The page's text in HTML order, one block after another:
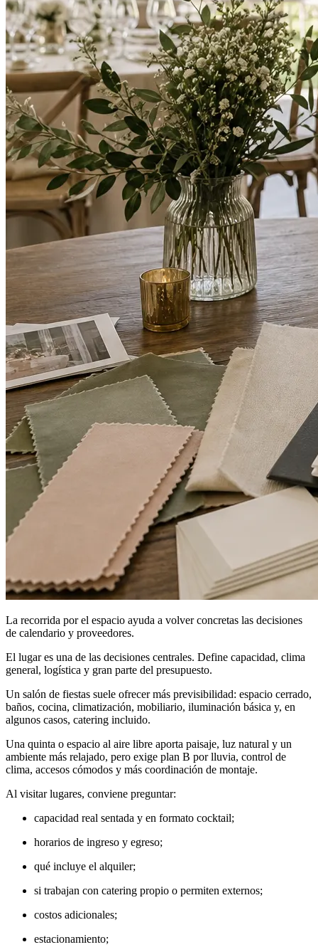
La recorrida por el espacio ayuda a volver concretas las decisiones
de calendario y proveedores.
El lugar es una de las decisiones centrales. Define capacidad, clima
general, logística y gran parte del presupuesto.
Un salón de fiestas suele ofrecer más previsibilidad: espacio cerrado,
baños, cocina, climatización, mobiliario, iluminación básica y, en
algunos casos, catering incluido.
Una quinta o espacio al aire libre aporta paisaje, luz natural y un
ambiente más relajado, pero exige plan B por lluvia, control de
clima, accesos cómodos y más coordinación de montaje.
Al visitar lugares, conviene preguntar:
capacidad real sentada y en formato cocktail;
horarios de ingreso y egreso;
qué incluye el alquiler;
si trabajan con catering propio o permiten externos;
costos adicionales;
estacionamiento;